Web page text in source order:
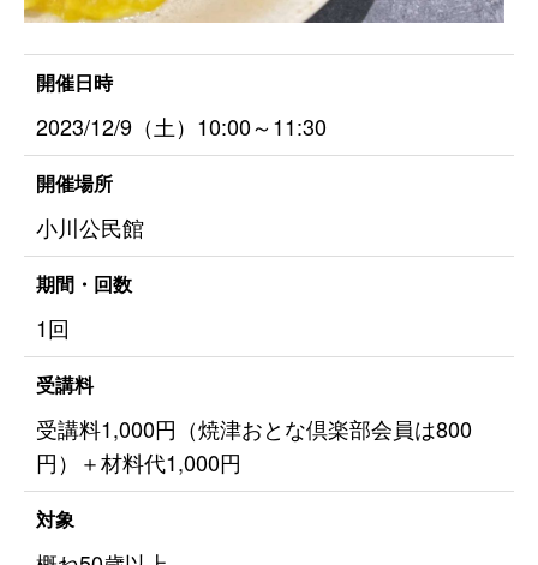
開催日時
2023/12/9（土）10:00～11:30
開催場所
小川公民館
期間・回数
1回
受講料
受講料1,000円（焼津おとな倶楽部会員は800
円）＋材料代1,000円
対象